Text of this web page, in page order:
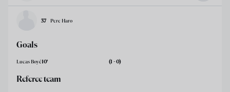
37 Pere Haro
Goals
Lucas Boyé10’ (1 - 0)
Referee team